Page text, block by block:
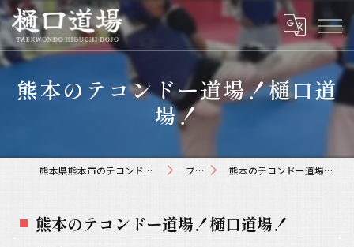
熊本のテコンドー道場！樋口道
場！
熊本県熊本市のテコンドーなら樋口道場 ブログ 熊本のテコンドー道場！樋口道場！
熊本のテコンドー道場！樋口道場！